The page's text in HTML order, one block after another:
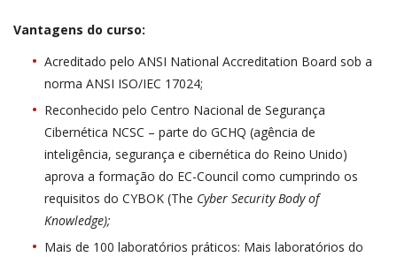
Vantagens do curso:
Acreditado pelo ANSI National Accreditation Board sob a
norma ANSI ISO/IEC 17024;
Reconhecido pelo Centro Nacional de Segurança
Cibernética NCSC – parte do GCHQ (agência de
inteligência, segurança e cibernética do Reino Unido)
aprova a formação do EC-Council como cumprindo os
requisitos do CYBOK (The Cyber Security Body of
Knowledge);
Mais de 100 laboratórios práticos: Mais laboratórios do